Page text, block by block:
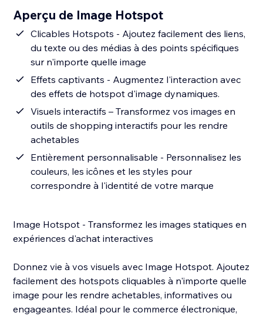
Aperçu de Image Hotspot
Clicables Hotspots - Ajoutez facilement des liens,
du texte ou des médias à des points spécifiques
sur n'importe quelle image
Effets captivants - Augmentez l'interaction avec
des effets de hotspot d'image dynamiques.
Visuels interactifs – Transformez vos images en
outils de shopping interactifs pour les rendre
achetables
Entièrement personnalisable - Personnalisez les
couleurs, les icônes et les styles pour
correspondre à l'identité de votre marque
Image Hotspot - Transformez les images statiques en
expériences d'achat interactives
Donnez vie à vos visuels avec Image Hotspot. Ajoutez
facilement des hotspots cliquables à n'importe quelle
image pour les rendre achetables, informatives ou
engageantes. Idéal pour le commerce électronique,